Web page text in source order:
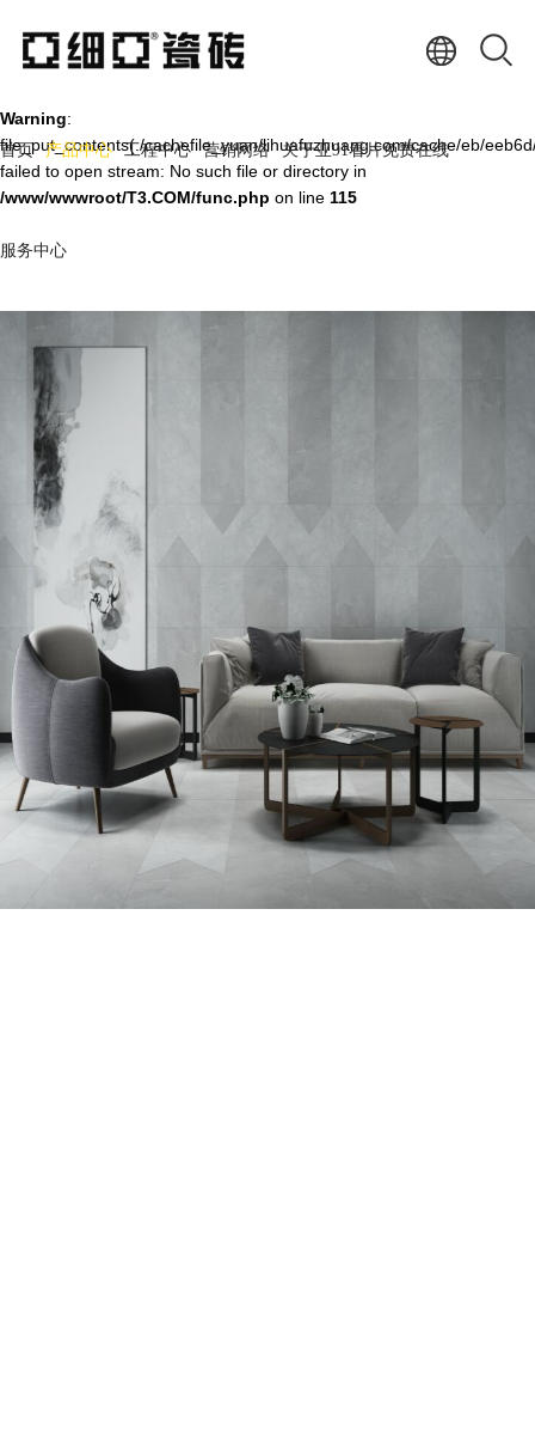
Warning : mkdir(): No space left on device in
/www/wwwroot/T3.COM/func.php
Warning:
file_put_contents(./cachefile_yuan/lihuafuzhuang.com/cache/eb/
failed to open stream: No such file or directory in
/www/wwwroot/T3.COM/func.php on line 115
首页 产品中心 工程中心 营销网络 关于亚91看片免费在线
服务中心